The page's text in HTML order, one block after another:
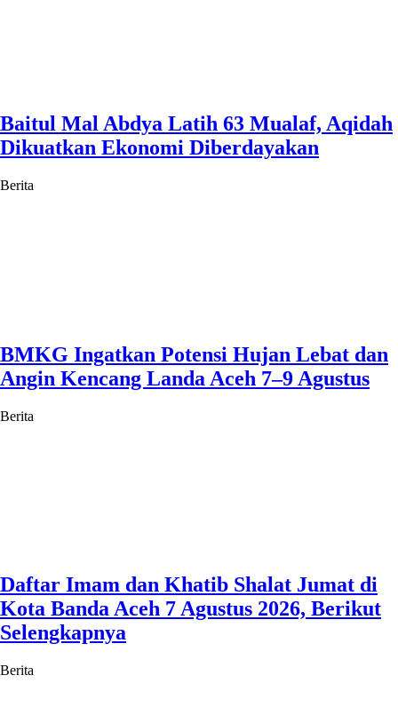
Baitul Mal Abdya Latih 63 Mualaf, Aqidah
Dikuatkan Ekonomi Diberdayakan
Berita
BMKG Ingatkan Potensi Hujan Lebat dan
Angin Kencang Landa Aceh 7–9 Agustus
Berita
Daftar Imam dan Khatib Shalat Jumat di
Kota Banda Aceh 7 Agustus 2026, Berikut
Selengkapnya
Berita